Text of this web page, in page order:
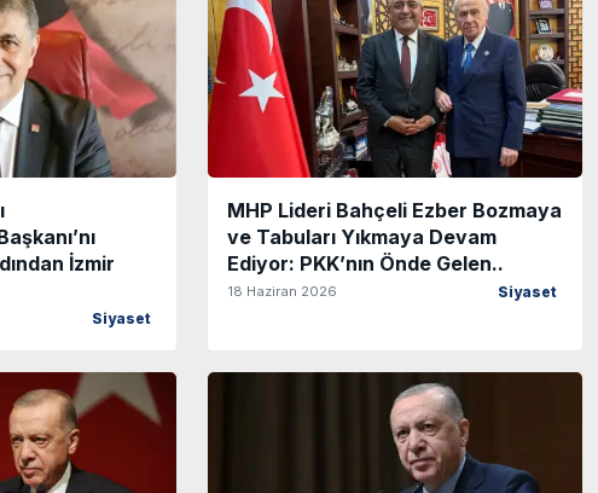
İzmir
Siyaset
MHP Lideri Bahçeli Ezber Bozmaya
ve Tabuları Yıkmaya Devam
Ediyor: PKK’nın Önde Gelen..
18 Haziran 2026 Siyaset